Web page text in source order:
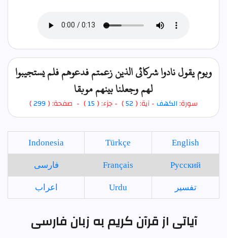
ويوم يقول نادوا شركائي الذين زعمتم فدعوهم فلم يستجيبوا
لهم وجعلنا بينهم موبقا
سورة:الكهف- آية: ( 52
) - جزء: ( 15) - صفحة: (299
)
English
Türkçe
Indonesia
Русский
Français فارسی
تفسير Urdu اعراب
آیاتی از قرآن کریم به زبان فارسی